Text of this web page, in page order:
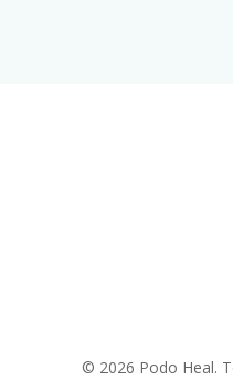
© 2026 Podo Heal.